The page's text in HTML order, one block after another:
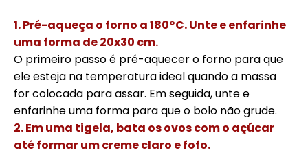
1. Pré-aqueça o forno a 180°C. Unte e enfarinhe
uma forma de 20x30 cm.
O primeiro passo é pré-aquecer o forno para que
ele esteja na temperatura ideal quando a massa
for colocada para assar. Em seguida, unte e
enfarinhe uma forma para que o bolo não grude.
2. Em uma tigela, bata os ovos com o açúcar
até formar um creme claro e fofo.